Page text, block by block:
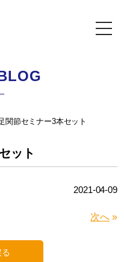
関節セミナー3本セット
ット
2021-04-09
次へ »